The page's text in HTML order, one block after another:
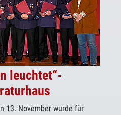
leuchtet“-
13. November wurde für